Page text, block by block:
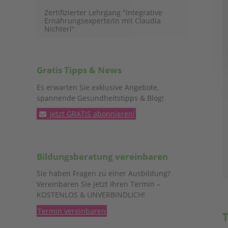
Zertifizierter Lehrgang "Integrative
Ernährungsexperte/in mit Claudia
Nichterl"
Gratis Tipps & News
Es erwarten Sie exklusive Angebote,
spannende Gesundheitstipps & Blog!
Jetzt GRATIS abonnieren!
Bildungsberatung vereinbaren
Sie haben Fragen zu einer Ausbildung?
Vereinbaren Sie jetzt Ihren Termin –
KOSTENLOS & UNVERBINDLICH!
Termin vereinbaren